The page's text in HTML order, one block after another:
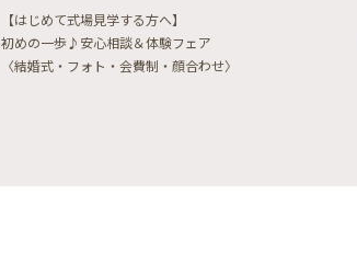
【はじめて式場見学する方へ】
初めの一歩♪安心相談＆体験フェア
〈結婚式・フォト・会費制・顔合わせ〉